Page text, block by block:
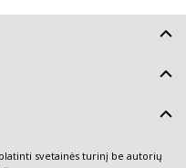
svetainės turinį be autorių